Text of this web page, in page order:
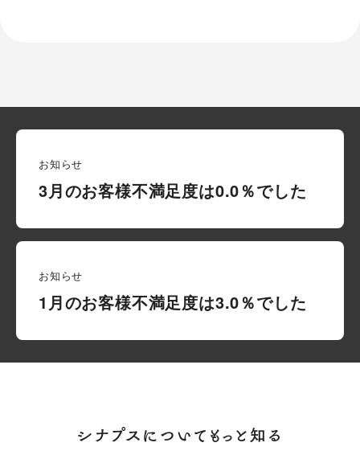
お知らせ
3月のお客様不満足度は0.0％でした
お知らせ
1月のお客様不満足度は3.0％でした
シナプスについてもっと知る